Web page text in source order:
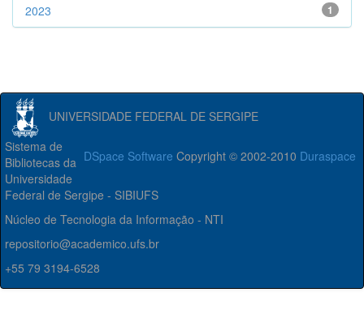
1
2023
UNIVERSIDADE FEDERAL DE SERGIPE
DSpace Software Copyright © 2002-2010 Duraspace
Sistema de
Bibliotecas da
Universidade
Federal de Sergipe - SIBIUFS
Núcleo de Tecnologia da Informação - NTI
repositorio@academico.ufs.br
+55 79 3194-6528